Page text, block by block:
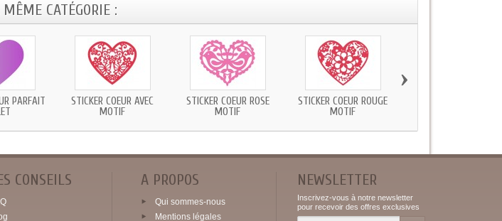
CATÉGORIE :
PARFAIT
STICKER COEUR AVEC
MOTIF
STICKER COEUR ROSE
MOTIF
STICKER COEUR ROUGE
MOTIF
›
CONSEILS A PROPOS
Qui sommes-nous
Mentions légales
NEWSLETTER
Inscrivez-vous à notre newsletter
pour recevoir des offres exclusives